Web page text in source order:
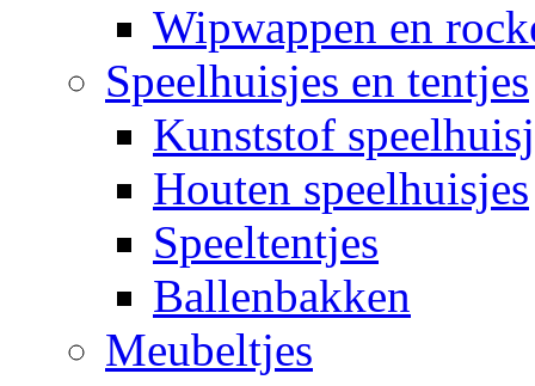
Wipwappen en
Speelhuisjes en tentjes
Kunststof
Houten speelhuisjes
Speeltentjes
Ballenbakken
Meubeltjes